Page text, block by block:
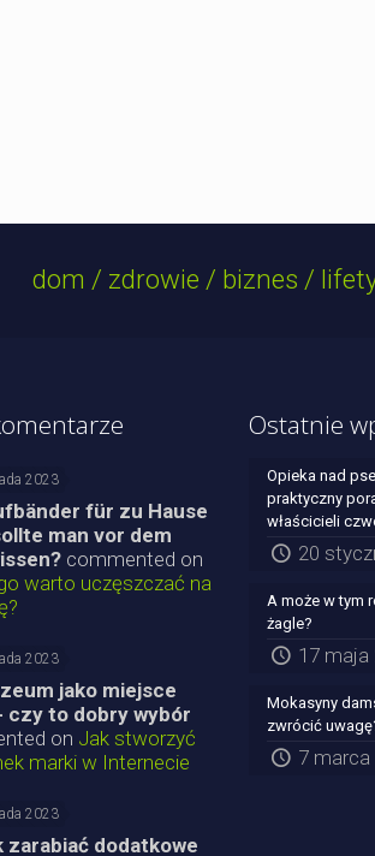
dom / zdrowie / biznes /
2023
für zu Hause
man vor dem
commented on
warto uczęszczać na
2023
jako miejsce
czy to dobry wybór
on Jak stworzyć
marki w Internecie
2023
zarabiać dodatkowe
Ostatnie
Opieka nad
praktyczny
właścicieli
20
A może w tym
żagle?
17 maja
Mokasyny
zwrócić
7 marca